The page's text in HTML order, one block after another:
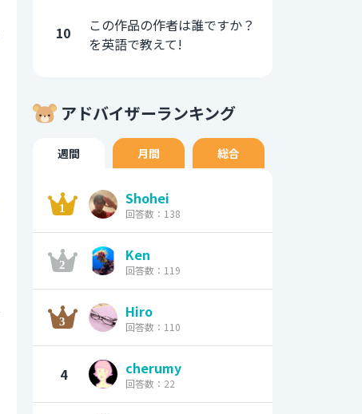
10
この作品の作者は誰ですか？
を英語で教えて!
アドバイザーランキング
週間 月間 総合
Shohei
回答数：138
Ken
回答数：119
Hiro
回答数：110
4 cherumy
回答数：22